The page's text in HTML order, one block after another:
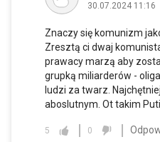
30.07.2024 11:16
Znaczy się komunizm
Zresztą ci dwaj
prawacy marzą aby
grupką miliarderów -
ludzi za twarz.
aboslutnym. Ot takim
5 0